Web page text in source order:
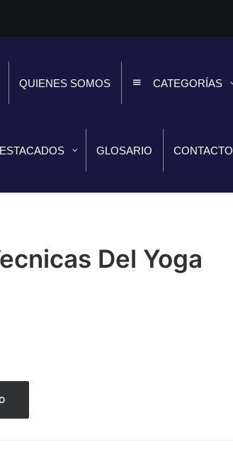
QUIENES SOMOS CATEGORÍAS
GLOSARIO CONTACTO
Del Yoga